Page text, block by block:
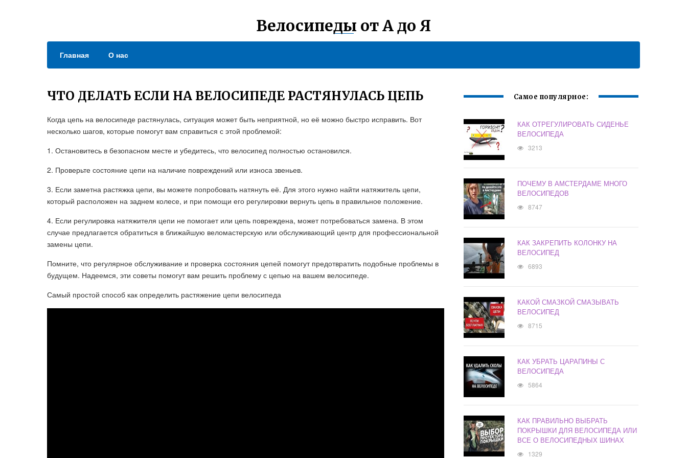
Велосипеды от А до Я
Главная О нас
ЧТО ДЕЛАТЬ ЕСЛИ НА ВЕЛОСИПЕДЕ РАСТЯНУЛАСЬ ЦЕПЬ
Когда цепь на велосипеде растянулась, ситуация может быть неприятной, но её можно быстро исправить. Вот
несколько шагов, которые помогут вам справиться с этой проблемой:
1. Остановитесь в безопасном месте и убедитесь, что велосипед полностью остановился.
2. Проверьте состояние цепи на наличие повреждений или износа звеньев.
3. Если заметна растяжка цепи, вы можете попробовать натянуть её. Для этого нужно найти натяжитель цепи,
который расположен на заднем колесе, и при помощи его регулировки вернуть цепь в правильное положение.
4. Если регулировка натяжителя цепи не помогает или цепь повреждена, может потребоваться замена. В этом
случае предлагается обратиться в ближайшую веломастерскую или обслуживающий центр для профессиональной
замены цепи.
Помните, что регулярное обслуживание и проверка состояния цепей помогут предотвратить подобные проблемы в
будущем. Надеемся, эти советы помогут вам решить проблему с цепью на вашем велосипеде.
Самый простой способ как определить растяжение цепи велосипеда
Самое популярное:
КАК ОТРЕГУЛИРОВАТЬ СИДЕНЬЕ
ВЕЛОСИПЕДА
3213
ПОЧЕМУ В АМСТЕРДАМЕ МНОГО
ВЕЛОСИПЕДОВ
8747
КАК ЗАКРЕПИТЬ КОЛОНКУ НА
ВЕЛОСИПЕД
6893
КАКОЙ СМАЗКОЙ СМАЗЫВАТЬ
ВЕЛОСИПЕД
8715
КАК УБРАТЬ ЦАРАПИНЫ С
ВЕЛОСИПЕДА
5864
КАК ПРАВИЛЬНО ВЫБРАТЬ
ПОКРЫШКИ ДЛЯ ВЕЛОСИПЕДА ИЛИ
ВСЕ О ВЕЛОСИПЕДНЫХ ШИНАХ
1329